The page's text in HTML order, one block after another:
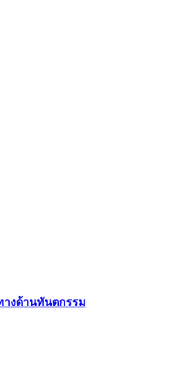
างด้านทันตกรรม